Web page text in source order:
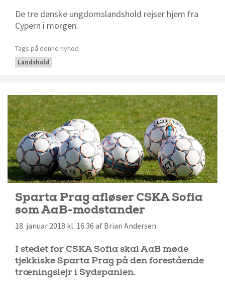
De tre danske ungdomslandshold rejser hjem fra
Cypern i morgen.
Tags på denne nyhed
Landshold
Sparta Prag afløser CSKA Sofia
som AaB-modstander
18. januar 2018 kl. 16:36 af Brian Andersen
I stedet for CSKA Sofia skal AaB møde
tjekkiske Sparta Prag på den forestående
træningslejr i Sydspanien.